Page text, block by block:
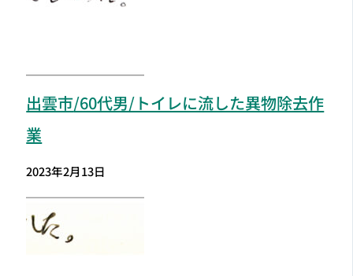
出雲市/60代男/トイレに流した異物除去作
業
2023年2月13日